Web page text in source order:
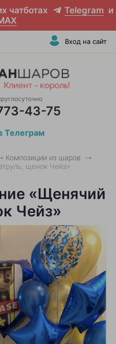
чатботах Telegram и
Вход на сайт
43-75
Телеграм
Композиции из шаров
щенок Чейз»
«Щенячий
Чейз»